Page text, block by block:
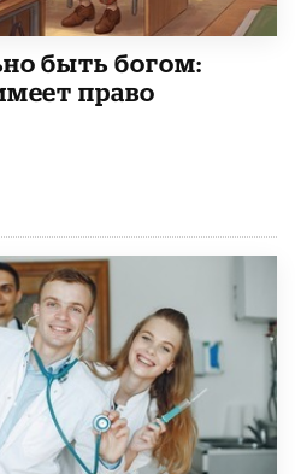
быть богом:
право